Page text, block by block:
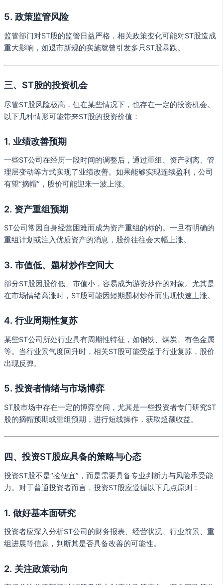
5. 政策监管风险
监管部门对ST股的监管日益严格，相关政策变化可能对ST股造成
重大影响，如退市新规的实施就曾引发多只ST股暴跌。
三、ST股的投资机会
尽管ST股风险极高，但在某些情况下，也存在一定的投资机会。
以下几种情形可能带来ST股的投资价值：
1. 业绩改善预期
一些ST公司在经历一段时间的调整后，通过重组、资产剥离、管
理层变动等方式实现了业绩改善。如果能够实现连续盈利，公司
有望“摘帽”，股价可能迎来一波上涨。
2. 资产重组预期
ST公司常因自身经营困难而成为资产重组的标的。一旦有明确的
重组计划或注入优质资产的消息，股价往往会大幅上涨。
3. 市值低、题材炒作空间大
部分ST股因股价低、市值小，容易成为游资炒作的对象。尤其是
在市场情绪高涨时，ST股可能因短期题材炒作而出现快速上涨。
4. 行业周期性复苏
某些ST公司所处行业具有周期性特征，如钢铁、煤炭、有色金属
等。当行业景气度回升时，相关ST股可能受益于行业复苏，股价
出现反弹。
5. 投资者情绪与市场博弈
ST股市场中存在一定的博弈空间，尤其是一些投资者专门研究ST
股的摘帽预期或重组预期，进行短线操作，获取超额收益。
四、投资ST股应具备的策略与心态
投资ST股不是“捡便宜”，而是需要具备专业判断力与风险承受能
力。对于普通投资者而言，投资ST股应遵循以下几点原则：
1. 做好基本面研究
投资者应深入分析ST公司的财务报表、经营状况、行业前景、重
组进展等信息，判断其是否具备改善的可能性。
2. 关注政策动向